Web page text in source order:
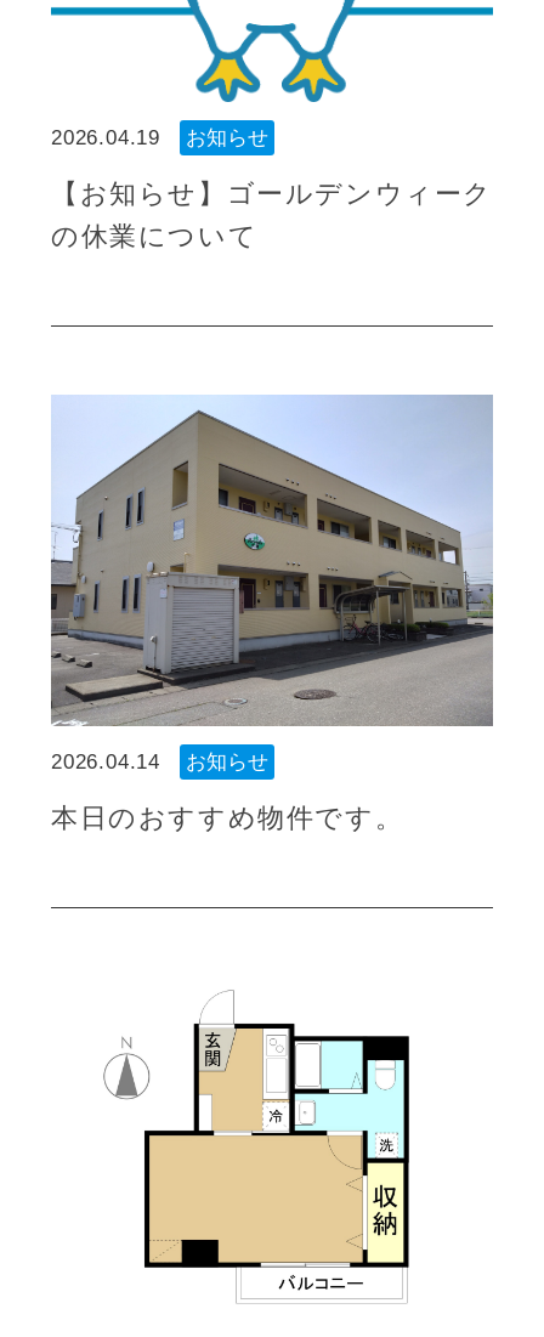
2026.04.19 お知らせ
【お知らせ】ゴールデンウィーク
の休業について
2026.04.14 お知らせ
本日のおすすめ物件です。